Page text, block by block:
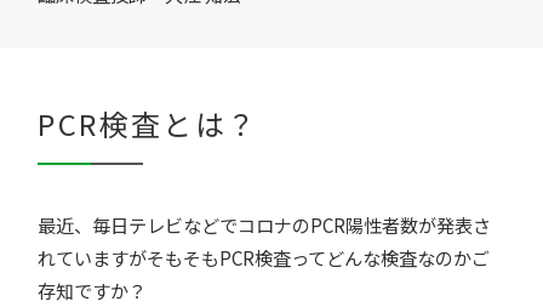
PCR検査とは？
最近、毎日テレビなどでコロナのPCR陽性者数が発表さ
れていますがそもそもPCR検査ってどんな検査なのかご
存知ですか？